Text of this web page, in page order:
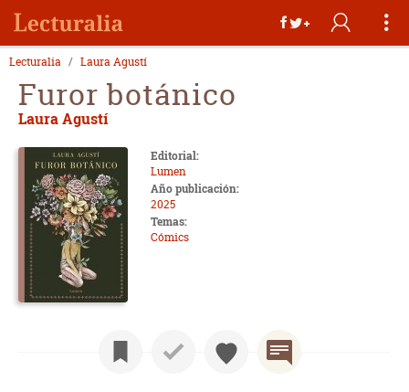
Lecturalia Laura Agustí
Furor botánico
Laura Agustí
Editorial:
Lumen
Año publicación:
2025
Temas:
Cómics